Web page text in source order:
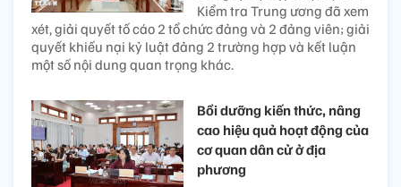
Kiểm tra Trung ương đã xem
xét, giải quyết tố cáo 2 tổ chức đảng và 2 đảng viên; giải
quyết khiếu nại kỷ luật đảng 2 trường hợp và kết luận
một số nội dung quan trọng khác.
Bồi dưỡng kiến thức, nâng
cao hiệu quả hoạt động của
cơ quan dân cử ở địa
phương